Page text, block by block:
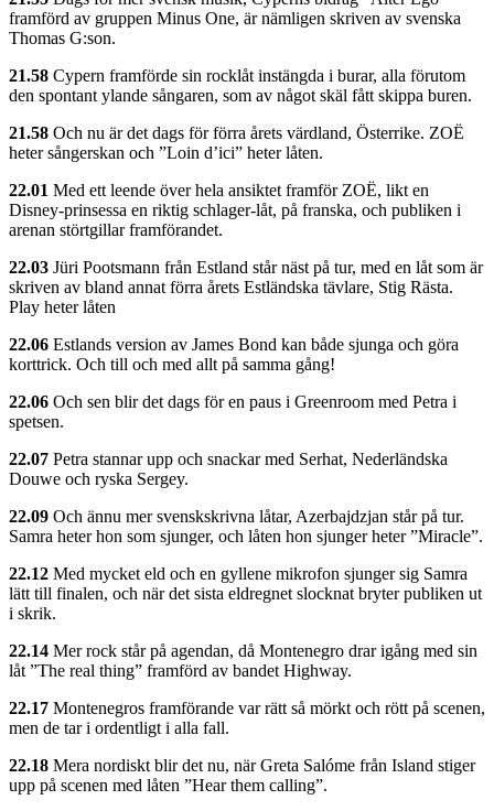
framförd av gruppen Minus One, är nämligen skriven av svenska
Thomas G:son.
21.58 Cypern framförde sin rocklåt instängda i burar, alla förutom
den spontant ylande sångaren, som av något skäl fått skippa buren.
21.58 Och nu är det dags för förra årets värdland, Österrike. ZOË
heter sångerskan och ”Loin d’ici” heter låten.
22.01 Med ett leende över hela ansiktet framför ZOË, likt en
Disney-prinsessa en riktig schlager-låt, på franska, och publiken i
arenan störtgillar framförandet.
22.03 Jüri Pootsmann från Estland står näst på tur, med en låt som är
skriven av bland annat förra årets Estländska tävlare, Stig Rästa.
Play heter låten
22.06 Estlands version av James Bond kan både sjunga och göra
korttrick. Och till och med allt på samma gång!
22.06 Och sen blir det dags för en paus i Greenroom med Petra i
spetsen.
22.07 Petra stannar upp och snackar med Serhat, Nederländska
Douwe och ryska Sergey.
22.09 Och ännu mer svenskskrivna låtar, Azerbajdzjan står på tur.
Samra heter hon som sjunger, och låten hon sjunger heter ”Miracle”.
22.12 Med mycket eld och en gyllene mikrofon sjunger sig Samra
lätt till finalen, och när det sista eldregnet slocknat bryter publiken ut
i skrik.
22.14 Mer rock står på agendan, då Montenegro drar igång med sin
låt ”The real thing” framförd av bandet Highway.
22.17 Montenegros framförande var rätt så mörkt och rött på scenen,
men de tar i ordentligt i alla fall.
22.18 Mera nordiskt blir det nu, när Greta Salóme från Island stiger
upp på scenen med låten ”Hear them calling”.